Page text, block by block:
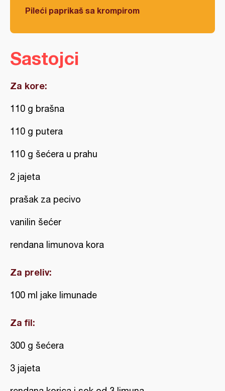
Pileći paprikaš sa krompirom
Sastojci
Za kore:
110 g brašna
110 g putera
110 g šećera u prahu
2 jajeta
prašak za pecivo
vanilin šećer
rendana limunova kora
Za preliv:
100 ml jake limunade
Za fil:
300 g šećera
3 jajeta